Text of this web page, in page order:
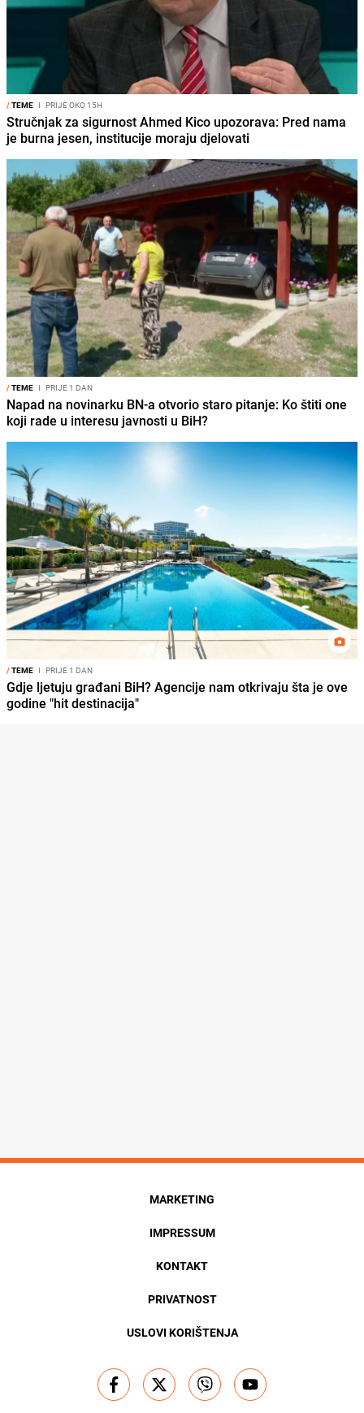
/TEME I PRIJE OKO 15H
Stručnjak za sigurnost Ahmed Kico upozorava: Pred nama
je burna jesen, institucije moraju djelovati
/TEME I PRIJE 1 DAN
Napad na novinarku BN-a otvorio staro pitanje: Ko štiti one
koji rade u interesu javnosti u BiH?
/TEME I PRIJE 1 DAN
Gdje ljetuju građani BiH? Agencije nam otkrivaju šta je ove
godine "hit destinacija"
MARKETING
IMPRESSUM
KONTAKT
PRIVATNOST
USLOVI KORIŠTENJA